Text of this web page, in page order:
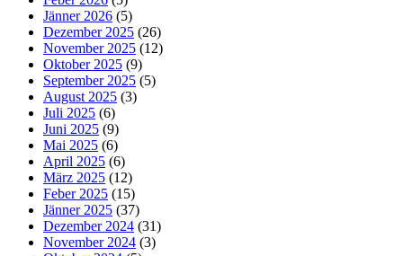
Jänner 2026 (5)
Dezember 2025 (26)
November 2025 (12)
Oktober 2025 (9)
September 2025 (5)
August 2025 (3)
Juli 2025 (6)
Juni 2025 (9)
Mai 2025 (6)
April 2025 (6)
März 2025 (12)
Feber 2025 (15)
Jänner 2025 (37)
Dezember 2024 (31)
November 2024 (3)